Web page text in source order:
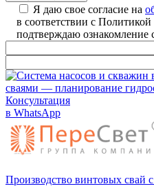
Я даю свое согласие на
в соответствии с
подтверждаю ознакомление
Консультация
в WhatsApp
Производство винтовых свай